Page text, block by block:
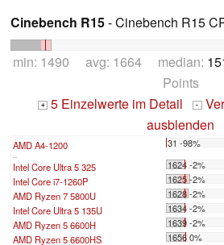
Cinebench R15- Cinebench R15
min: 1490 avg: 1664 median:
Points
+ 5 Einzelwerte im Detail -
ausblenden
AMD A4-1200 31 -98%
...
Intel Core Ultra 5 325
1624 -2%
Intel Core i7-1260P
1625 -2%
AMD Ryzen 7 5800U
1628 -2%
Intel Core Ultra 5 135U
1634 -2%
AMD Ryzen 5 6600H
1639 -2%
AMD Ryzen 5 6600HS
1656 0%